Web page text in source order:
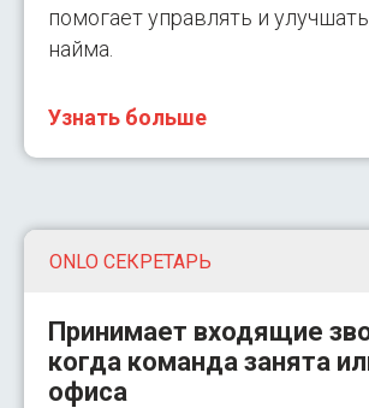
помогает управлять и
найма.
Узнать больше
Принимает входящие
когда команда занята
офиса